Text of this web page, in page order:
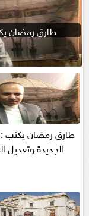
طارق رمضان
طارق رمضان يكتب :
الجديدة وتعديل